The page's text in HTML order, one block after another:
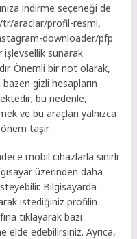
indirme seçeneği de
tr/araclar/profil-resmi,
downloader/pfp
sunarak
Önemli bir not olarak,
gizli hesapların
bu nedenle,
ve bu araçları yalnızca
taşır.
mobil cihazlarla sınırlı
üzerinden daha
Bilgisayarda
istediğiniz profilin
tıklayarak bazı
elde edebilirsiniz. Ayrıca,